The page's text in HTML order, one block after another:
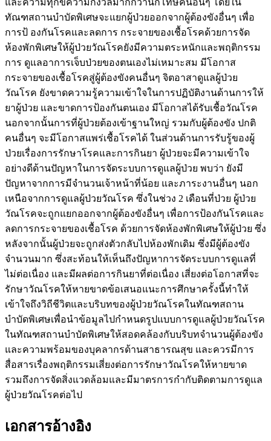
และความทุกข์ความกังวลมากกว่านักโทษคนอื่นๆ โดยใน
ทัณฑสถานบำบัดพิเศษจะแยกผู้ป่วยออกจากผู้ต้องขังอื่นๆ เพื่อ
การป้ องกันโรคและลดการ กระจายของเชื้อโรคด้วยการจัด
ห้องพักพิเศษให้ผู้ป่วยวัณโรคยังมีความตระหนักและพฤติกรรม
การ ดูแลอาการเจ็บป่วยของตนเองไม่เหมาะสม มีโอกาส
กระจายของเชื้อโรคสู่ผู้ต้องขังคนอื่นๆ จิตอาสาดูแลผู้ป่วย
วัณโรค ยังขาดความรู้ความเข้าใจในการปฏิบัติงานด้านการให้
ยาผู้ป่วย และขาดการป้องกันตนเอง มีโอกาสได้รับเชื้อวัณโรค
นอกจากนั้นการที่ผู้ป่วยต้องเข้าฐานใหญ่ รวมกับผู้ต้องขัง ปกติ
คนอื่นๆ จะมีโอกาสแพร่เชื้อโรคได้ ในส่วนด้านการรับรู้ของผู้
ป่วยเรื่องการรักษาโรคและการกินยา ผู้ป่วยจะมีความเข้าใจ
อย่างดีด้านปัญหาในการจัดระบบการดูแลผู้ป่วย พบว่า ยังมี
ปัญหาจากการมีจำนวนเจ้าหน้าที่น้อย และภาระงานอื่นๆ นอก
เหนือจากการดูแลผู้ป่วยวัณโรค ซึ่งในช่วง 2 เดือนที่ป่วย ผู้ป่วย
วัณโรคจะถูกแยกออกจากผู้ต้องขังอื่นๆ เพื่อการป้องกันโรคและ
ลดการกระจายของเชื้อโรค ด้วยการจัดห้องพักพิเศษให้ผู้ป่วย ซึ่ง
หลังจากนั้นผู้ป่วยจะถูกส่งตัวกลับไปห้องพักเดิม ซึ่งมีผู้ต้องขัง
จำนวนมาก ซึ่งสะท้อนให้เห็นถึงปัญหาการจัดระบบการดูแลที่
ไม่ต่อเนื่อง และมีผลต่อการกินยาที่ต่อเนื่อง เสี่ยงต่อโอกาสที่จะ
รักษาวัณโรคให้หายขาดข้อเสนอแนะการศึกษาครั้งนี้ทำให้
เข้าใจถึงวิถีชีวิตและบริบทของผู้ป่วยวัณโรคในทัณฑสถาน
บำบัดพิเศษเพื่อนำข้อมูลไปกำหนดรูปแบบการดูแลผู้ป่วยวัณโรค
ในทัณฑสถานบำบัดพิเศษให้สอดคล้องกับบริบทจำนวนผู้ต้องขัง
และความพร้อมของบุคลากรด้านสาธารณสุข และควรมีการ
สื่อสารเรื่องพฤติกรรมเสี่ยงต่อการรักษาวัณโรคให้หายขาด
รวมถึงการจัดสิ่งแวดล้อมและมีมาตรการกำกับติดตามการดูแล
ผู้ป่วยวัณโรคต่อไป
เอกสารอ้างอิง